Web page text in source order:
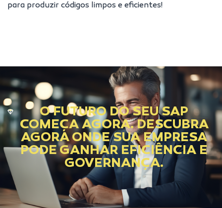
para produzir códigos limpos e eficientes!
O FUTURO DO SEU SAP
COMEÇA AGORA. DESCUBRA
AGORA ONDE SUA EMPRESA
PODE GANHAR EFICIÊNCIA E
GOVERNANÇA.